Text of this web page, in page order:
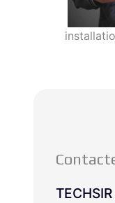
TECHSIR